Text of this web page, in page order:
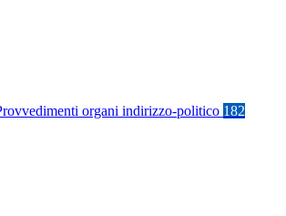
organi indirizzo-politico 182